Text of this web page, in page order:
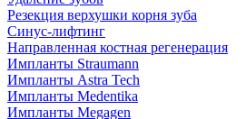
Резекция верхушки корня зуба
Синус-лифтинг
Направленная костная регенерация
Импланты Straumann
Импланты Astra Tech
Импланты Medentika
Импланты Megagen